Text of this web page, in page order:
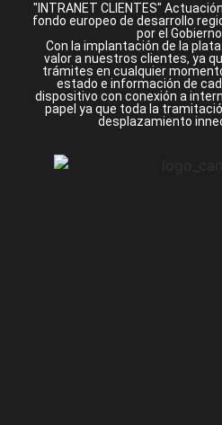
"INTRANET CLIENTES"
fondo europeo de desarrollo
por el
Con la implantación de la
valor a nuestros clientes, ya
trámites en cualquier
estado e información de
dispositivo con conexión a
papel ya que toda la
desplazamiento